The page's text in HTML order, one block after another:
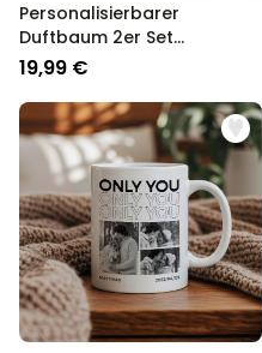
Personalisierbarer
Duftbaum 2er Set
Spielkarte mit Foto
19,99 €